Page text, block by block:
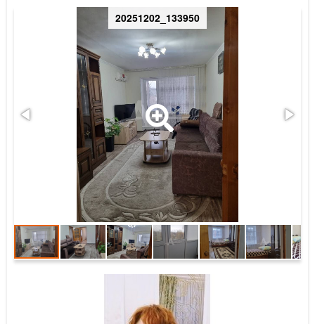
20251202_133950